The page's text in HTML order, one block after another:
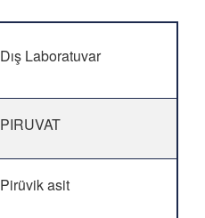
Dış Laboratuvar
PIRUVAT
Pirüvik asit